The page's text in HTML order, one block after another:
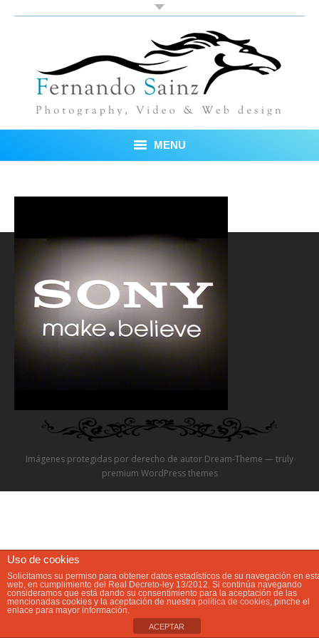
MENU
Blog
Sobre mí
Testimonios
Video
Precios
Contacta
Imágenes protegidas por derecho de autor Dream-Theme — truly
premium WordPress themes
Uso de cookies
Solicitamos su permiso para obtener datos estadísticos de su navegación en
web, en cumplimiento del Real Decreto-ley 13/2012. Si continúa navegando
consideramos que está dando su consentimiento para la aceptación de las
mencionadas cookies y la aceptación de nuestra política de cookies, pinche el
enlace para mayor información.
ACEPTAR